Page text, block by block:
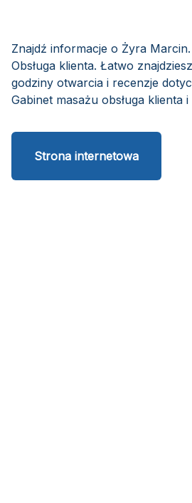
Znajdź informacje o Żyra
Obsługa klienta. Łatwo
godziny otwarcia i recenzje
Gabinet masażu obsługa klienta
Strona internetowa